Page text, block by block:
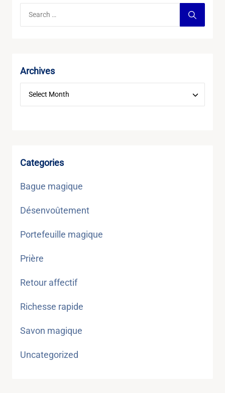
Archives
Categories
Bague magique
Désenvoûtement
Portefeuille magique
Prière
Retour affectif
Richesse rapide
Savon magique
Uncategorized